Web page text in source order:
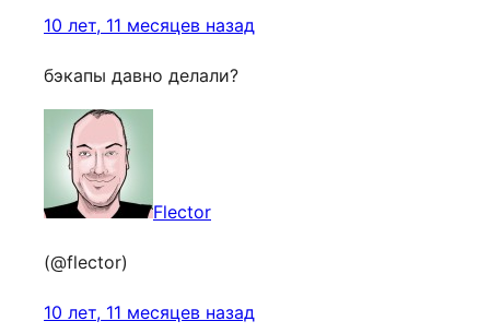
10 лет, 11 месяцев назад
бэкапы давно делали?
Flector
(@flector)
10 лет, 11 месяцев назад